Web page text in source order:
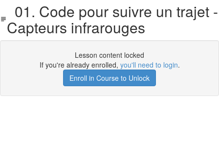
01. Code pour suivre un trajet -
Capteurs infrarouges
Lesson content locked
If you're already enrolled, you'll need to login.
Enroll in Course to Unlock